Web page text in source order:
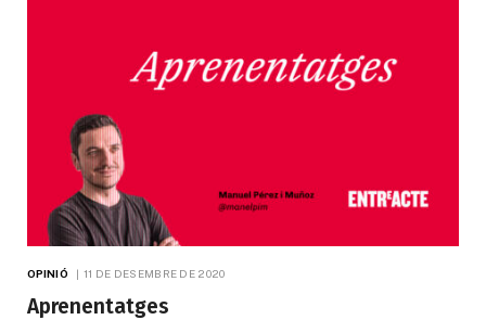
OPINIÓ 11 DE DESEMBRE DE 2020
Aprenentatges